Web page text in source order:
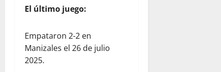
El último juego:
Empataron 2-2 en
Manizales el 26 de julio
2025.